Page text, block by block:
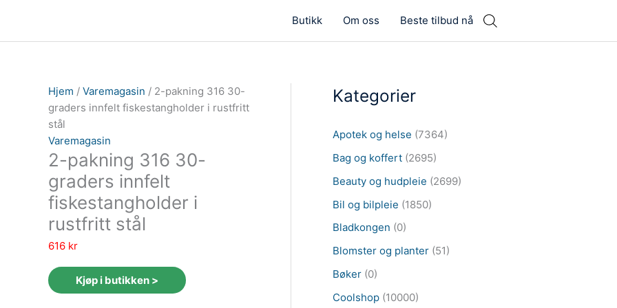
Butikk Om oss Beste tilbud nå
Hjem / Varemagasin / 2-pakning 316 30-
graders innfelt fiskestangholder i rustfritt
stål
Varemagasin
2-pakning 316 30-
graders innfelt
fiskestangholder i
rustfritt stål
616 kr
Kjøp i butikken >
Kategorier
Apotek og helse (7364)
Bag og koffert (2695)
Beauty og hudpleie (2699)
Bil og bilpleie (1850)
Bladkongen (0)
Blomster og planter (51)
Bøker (0)
Coolshop (10000)